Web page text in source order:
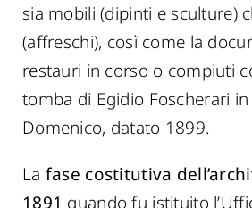
sia mobili (dipinti e sculture)
(affreschi), così come la
restauri in corso o compiuti
tomba di Egidio Foscherari in
Domenico, datato 1899.
La fase costitutiva
1891 quando fu istituito